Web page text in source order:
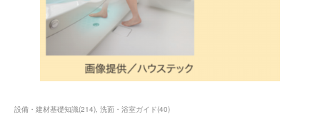
設備・建材基礎知識(214) 洗面・浴室ガイド(40)